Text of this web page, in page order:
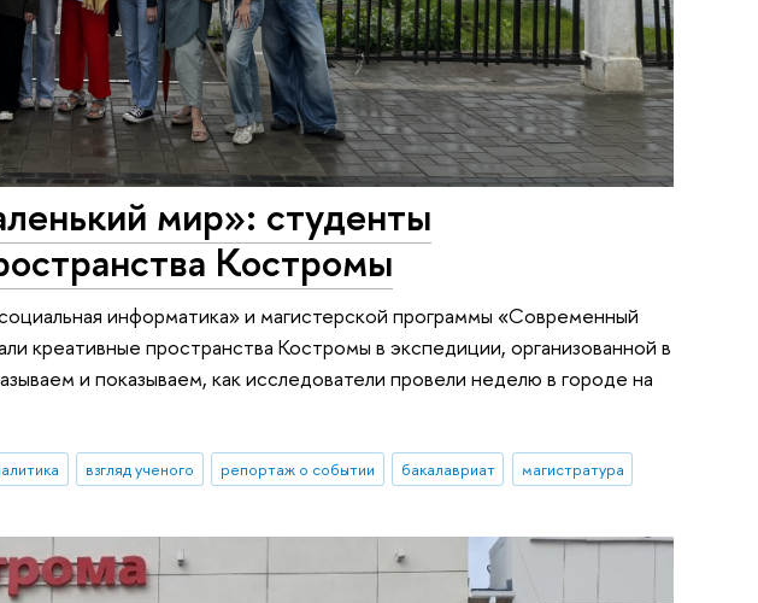
мир»: студенты
Костромы
информатика» и магистерской программы «Современный
креативные пространства Костромы в экспедиции, организованной в
и показываем, как исследователи провели неделю в городе на
взгляд ученого репортаж о событии бакалавриат магистратура